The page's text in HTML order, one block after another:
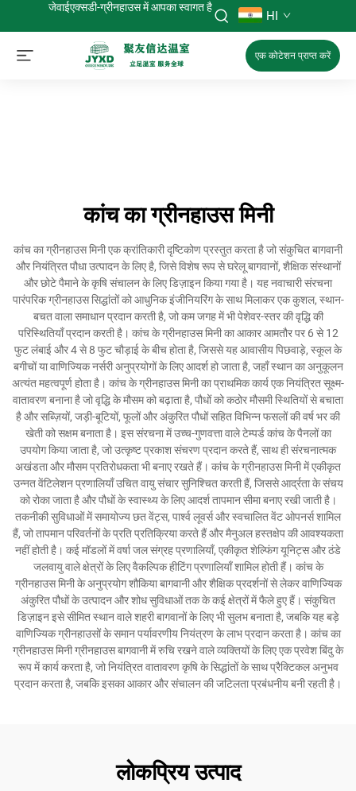
जेवाईएक्सडी-ग्रीनहाउस में आपका स्वागत है
HI
एक कोटेशन प्राप्त करें
कांच का ग्रीनहाउस मिनी
कांच का ग्रीनहाउस मिनी एक क्रांतिकारी दृष्टिकोण प्रस्तुत करता है जो संकुचित बागवानी
और नियंत्रित पौधा उत्पादन के लिए है, जिसे विशेष रूप से घरेलू बागवानों, शैक्षिक संस्थानों
और छोटे पैमाने के कृषि संचालन के लिए डिज़ाइन किया गया है। यह नवाचारी संरचना
पारंपरिक ग्रीनहाउस सिद्धांतों को आधुनिक इंजीनियरिंग के साथ मिलाकर एक कुशल, स्थान-
बचत वाला समाधान प्रदान करती है, जो कम जगह में भी पेशेवर-स्तर की वृद्धि की
परिस्थितियाँ प्रदान करती है। कांच के ग्रीनहाउस मिनी का आकार आमतौर पर 6 से 12
फुट लंबाई और 4 से 8 फुट चौड़ाई के बीच होता है, जिससे यह आवासीय पिछवाड़े, स्कूल के
बगीचों या वाणिज्यिक नर्सरी अनुप्रयोगों के लिए आदर्श हो जाता है, जहाँ स्थान का अनुकूलन
अत्यंत महत्वपूर्ण होता है। कांच के ग्रीनहाउस मिनी का प्राथमिक कार्य एक नियंत्रित सूक्ष्म-
वातावरण बनाना है जो वृद्धि के मौसम को बढ़ाता है, पौधों को कठोर मौसमी स्थितियों से बचाता
है और सब्ज़ियों, जड़ी-बूटियों, फूलों और अंकुरित पौधों सहित विभिन्न फसलों की वर्ष भर की
खेती को सक्षम बनाता है। इस संरचना में उच्च-गुणवत्ता वाले टेम्पर्ड कांच के पैनलों का
उपयोग किया जाता है, जो उत्कृष्ट प्रकाश संचरण प्रदान करते हैं, साथ ही संरचनात्मक
अखंडता और मौसम प्रतिरोधकता भी बनाए रखते हैं। कांच के ग्रीनहाउस मिनी में एकीकृत
उन्नत वेंटिलेशन प्रणालियाँ उचित वायु संचार सुनिश्चित करती हैं, जिससे आर्द्रता के संचय
को रोका जाता है और पौधों के स्वास्थ्य के लिए आदर्श तापमान सीमा बनाए रखी जाती है।
तकनीकी सुविधाओं में समायोज्य छत वेंट्स, पार्श्व लूवर्स और स्वचालित वेंट ओपनर्स शामिल
हैं, जो तापमान परिवर्तनों के प्रति प्रतिक्रिया करते हैं और मैनुअल हस्तक्षेप की आवश्यकता
नहीं होती है। कई मॉडलों में वर्षा जल संग्रह प्रणालियाँ, एकीकृत शेल्फिंग यूनिट्स और ठंडे
जलवायु वाले क्षेत्रों के लिए वैकल्पिक हीटिंग प्रणालियाँ शामिल होती हैं। कांच के
ग्रीनहाउस मिनी के अनुप्रयोग शौकिया बागवानी और शैक्षिक प्रदर्शनों से लेकर वाणिज्यिक
अंकुरित पौधों के उत्पादन और शोध सुविधाओं तक के कई क्षेत्रों में फैले हुए हैं। संकुचित
डिज़ाइन इसे सीमित स्थान वाले शहरी बागवानों के लिए भी सुलभ बनाता है, जबकि यह बड़े
वाणिज्यिक ग्रीनहाउसों के समान पर्यावरणीय नियंत्रण के लाभ प्रदान करता है। कांच का
ग्रीनहाउस मिनी ग्रीनहाउस बागवानी में रुचि रखने वाले व्यक्तियों के लिए एक प्रवेश बिंदु के
रूप में कार्य करता है, जो नियंत्रित वातावरण कृषि के सिद्धांतों के साथ प्रैक्टिकल अनुभव
प्रदान करता है, जबकि इसका आकार और संचालन की जटिलता प्रबंधनीय बनी रहती है।
लोकप्रिय उत्पाद